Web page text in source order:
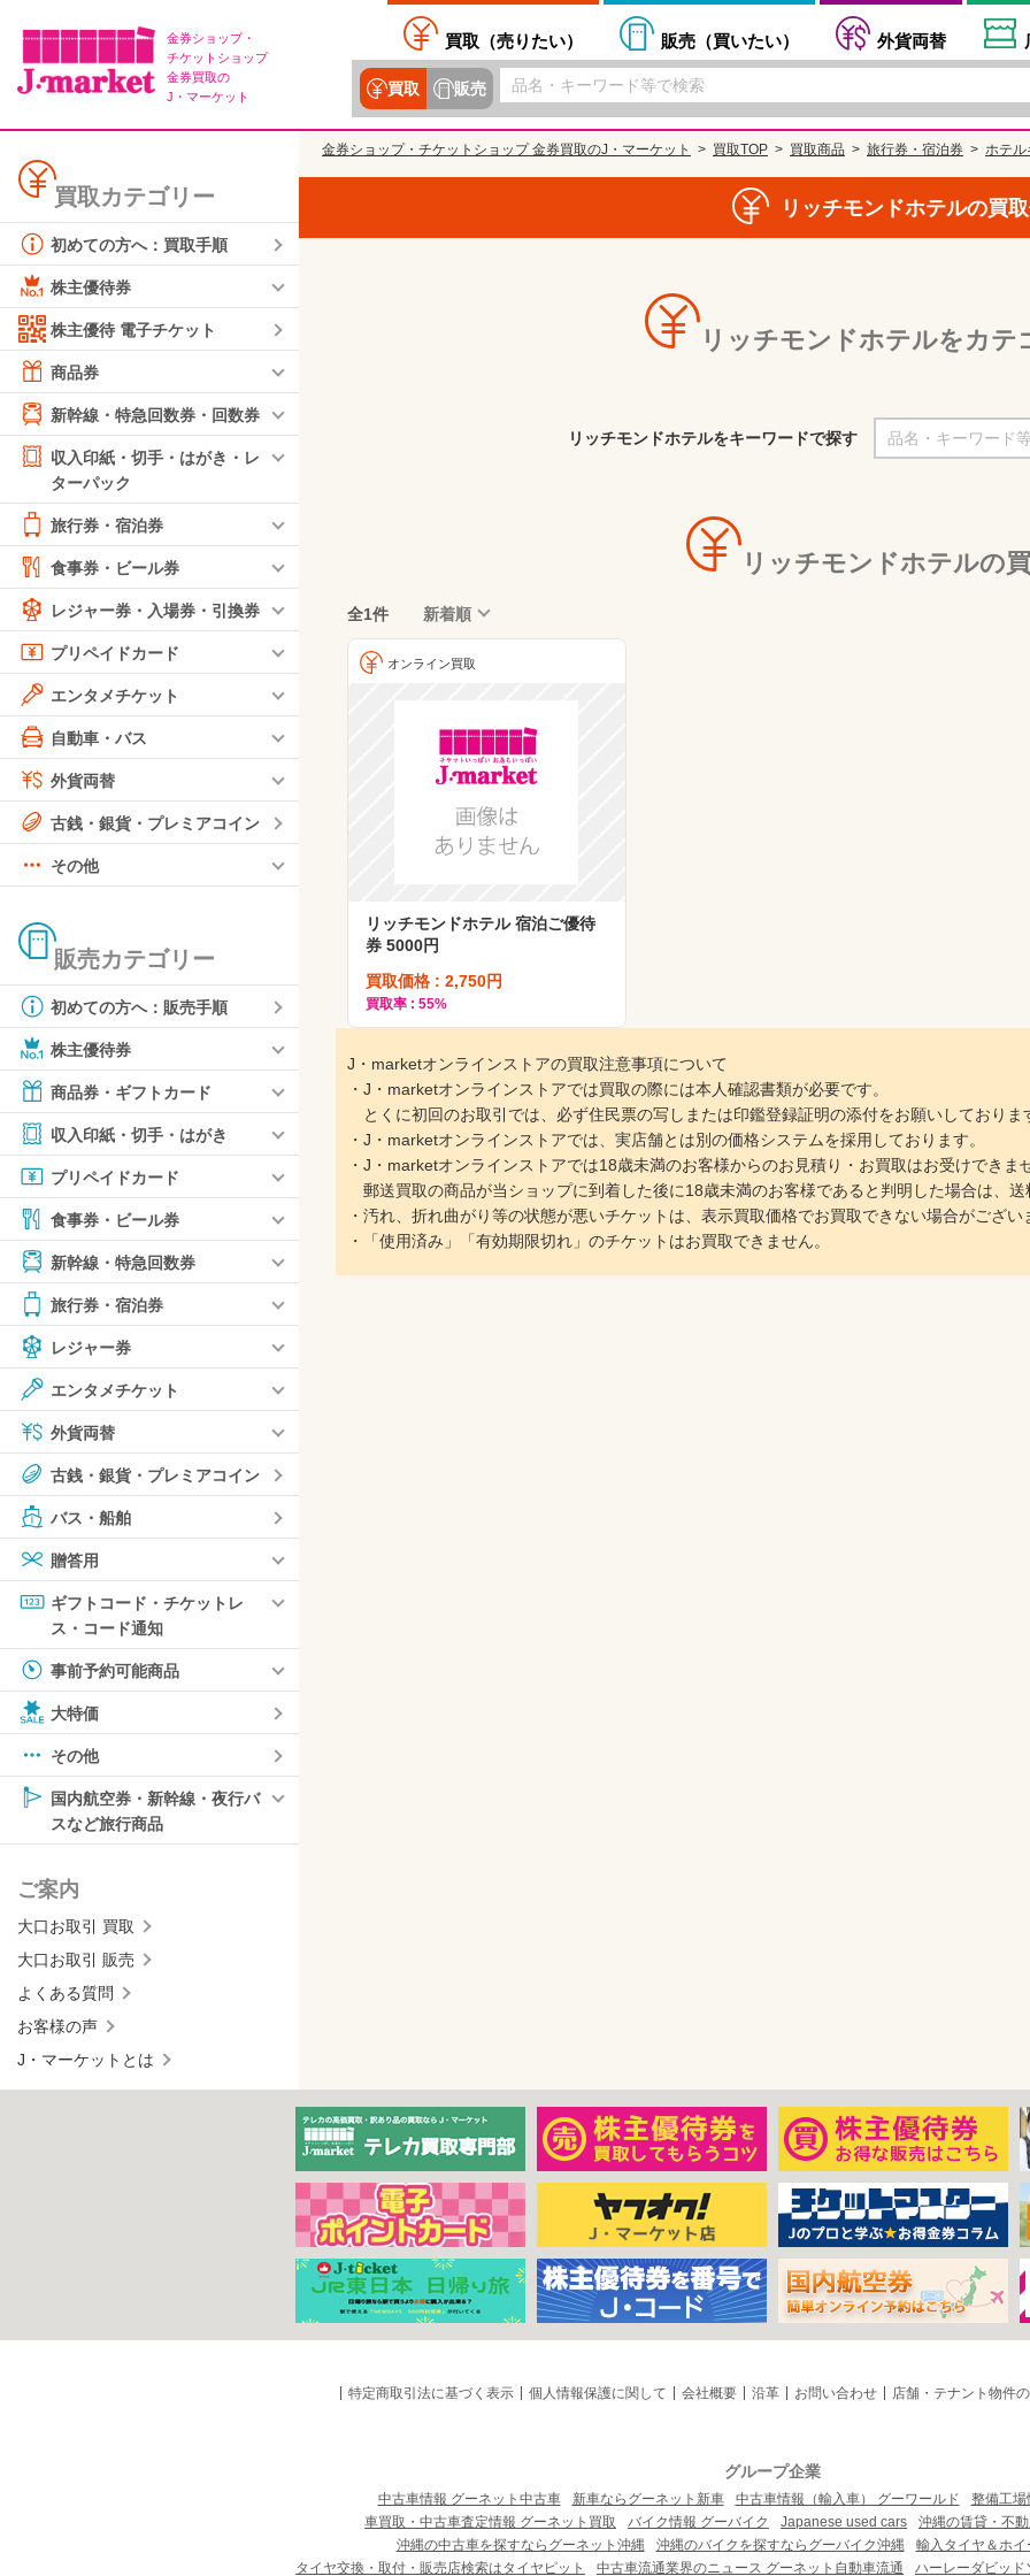
金券ショップ・
チケットショップ
金券買取の
J・マーケット
買取（売りたい） 販売（買いたい） 外貨両替
買取 販売
買取カテゴリー
初めての方へ：買取手順
株主優待券
株主優待 電子チケット
商品券
新幹線・特急回数券・回数券
収入印紙・切手・はがき・レ
ターパック
旅行券・宿泊券
食事券・ビール券
レジャー券・入場券・引換券
プリペイドカード
エンタメチケット
自動車・バス
外貨両替
古銭・銀貨・プレミアコイン
その他
販売カテゴリー
初めての方へ：販売手順
株主優待券
商品券・ギフトカード
収入印紙・切手・はがき
プリペイドカード
食事券・ビール券
新幹線・特急回数券
旅行券・宿泊券
レジャー券
エンタメチケット
外貨両替
古銭・銀貨・プレミアコイン
バス・船舶
贈答用
ギフトコード・チケットレ
ス・コード通知
事前予約可能商品
大特価
その他
国内航空券・新幹線・夜行バ
スなど旅行商品
ご案内
大口お取引 買取
大口お取引 販売
よくある質問
お客様の声
J・マーケットとは
金券ショップ・チケットショップ 金券買取のJ・マーケット 買取TOP 買取商品 旅行券・宿泊券 ホテル
リッチモンドホテルの買
リッチモンドホテルをカテ
リッチモンドホテルをキーワードで探す
リッチモンドホテルの
全1件 新着順
オンライン買取
リッチモンドホテル 宿泊ご優待
券 5000円
買取価格 : 2,750円
買取率 : 55%
J・marketオンラインストアの買取注意事項について
・J・marketオンラインストアでは買取の際には本人確認書類が必要です。
とくに初回のお取引では、必ず住民票の写しまたは印鑑登録証明の添付をお願いしておりま
・J・marketオンラインストアでは、実店舗とは別の価格システムを採用しております。
・J・marketオンラインストアでは18歳未満のお客様からのお見積り・お買取はお受けできま
郵送買取の商品が当ショップに到着した後に18歳未満のお客様であると判明した場合は、送
・汚れ、折れ曲がり等の状態が悪いチケットは、表示買取価格でお買取できない場合がござい
・「使用済み」「有効期限切れ」のチケットはお買取できません。
特定商取引法に基づく表示 個人情報保護に関して 会社概要 沿革 お問い合わせ 店舗・テナント物件
グループ企業
中古車情報 グーネット中古車 新車ならグーネット新車 中古車情報（輸入車） グーワールド
整備工場
車買取・中古車査定情報 グーネット買取
バイク情報 グーバイク Japanese used cars
沖縄の賃貸・不
沖縄の中古車を探すならグーネット沖縄
沖縄のバイクを探すならグーバイク沖縄
輸入タイヤ＆ホ
タイヤ交換・取付・販売店検索はタイヤピット
中古車流通業界のニュース グーネット自動車流通 ハーレーダビッド